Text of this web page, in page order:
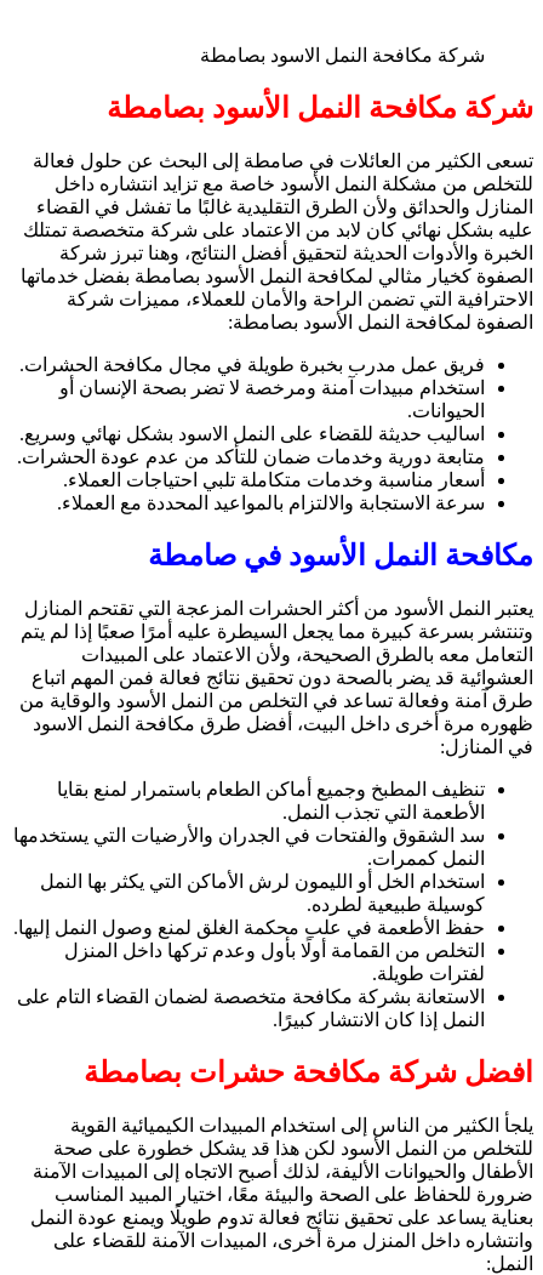
شركة مكافحة النمل الاسود بصامطة
شركة مكافحة النمل الأسود بصامطة
تسعى الكثير من العائلات في صامطة إلى البحث عن حلول فعالة
للتخلص من مشكلة النمل الأسود خاصة مع تزايد انتشاره داخل
المنازل والحدائق ولأن الطرق التقليدية غالبًا ما تفشل في القضاء
عليه بشكل نهائي كان لابد من الاعتماد على شركة متخصصة تمتلك
الخبرة والأدوات الحديثة لتحقيق أفضل النتائج، وهنا تبرز شركة
الصفوة كخيار مثالي لمكافحة النمل الأسود بصامطة بفضل خدماتها
الاحترافية التي تضمن الراحة والأمان للعملاء، مميزات شركة
الصفوة لمكافحة النمل الأسود بصامطة:
فريق عمل مدرب بخبرة طويلة في مجال مكافحة الحشرات.
استخدام مبيدات آمنة ومرخصة لا تضر بصحة الإنسان أو
الحيوانات.
اساليب حديثة للقضاء على النمل الاسود بشكل نهائي وسريع.
متابعة دورية وخدمات ضمان للتأكد من عدم عودة الحشرات.
أسعار مناسبة وخدمات متكاملة تلبي احتياجات العملاء.
سرعة الاستجابة والالتزام بالمواعيد المحددة مع العملاء.
مكافحة النمل الأسود في صامطة
يعتبر النمل الأسود من أكثر الحشرات المزعجة التي تقتحم المنازل
وتنتشر بسرعة كبيرة مما يجعل السيطرة عليه أمرًا صعبًا إذا لم يتم
التعامل معه بالطرق الصحيحة، ولأن الاعتماد على المبيدات
العشوائية قد يضر بالصحة دون تحقيق نتائج فعالة فمن المهم اتباع
طرق آمنة وفعالة تساعد في التخلص من النمل الأسود والوقاية من
ظهوره مرة أخرى داخل البيت، أفضل طرق مكافحة النمل الاسود
في المنازل:
تنظيف المطبخ وجميع أماكن الطعام باستمرار لمنع بقايا
الأطعمة التي تجذب النمل.
سد الشقوق والفتحات في الجدران والأرضيات التي يستخدمها
النمل كممرات.
استخدام الخل أو الليمون لرش الأماكن التي يكثر بها النمل
كوسيلة طبيعية لطرده.
حفظ الأطعمة في علب محكمة الغلق لمنع وصول النمل إليها.
التخلص من القمامة أولًا بأول وعدم تركها داخل المنزل
لفترات طويلة.
الاستعانة بشركة مكافحة متخصصة لضمان القضاء التام على
النمل إذا كان الانتشار كبيرًا.
افضل شركة مكافحة حشرات بصامطة
يلجأ الكثير من الناس إلى استخدام المبيدات الكيميائية القوية
للتخلص من النمل الأسود لكن هذا قد يشكل خطورة على صحة
الأطفال والحيوانات الأليفة، لذلك أصبح الاتجاه إلى المبيدات الآمنة
ضرورة للحفاظ على الصحة والبيئة معًا، اختيار المبيد المناسب
بعناية يساعد على تحقيق نتائج فعالة تدوم طويلًا ويمنع عودة النمل
وانتشاره داخل المنزل مرة أخرى، المبيدات الآمنة للقضاء على
النمل: